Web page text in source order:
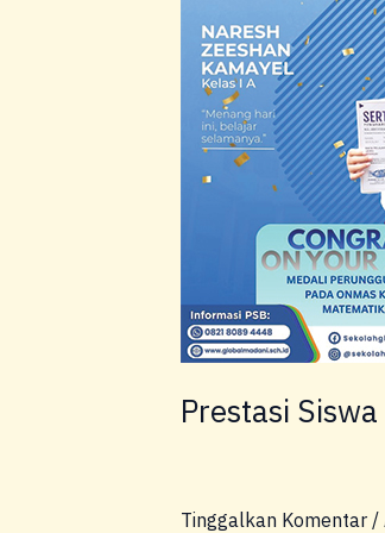
Prestasi
Tinggalkan Komentar /
Global
Madani
Januari
2026